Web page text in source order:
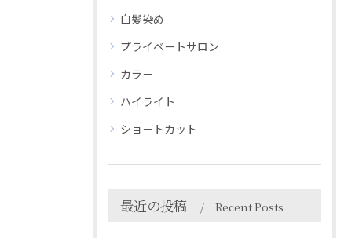
白髪染め
プライベートサロン
カラー
ハイライト
ショートカット
最近の投稿 Recent Posts